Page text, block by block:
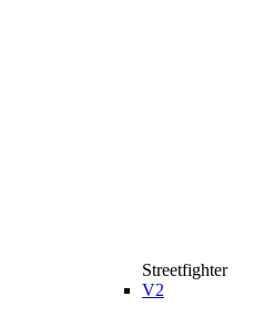
Streetfighter
V2